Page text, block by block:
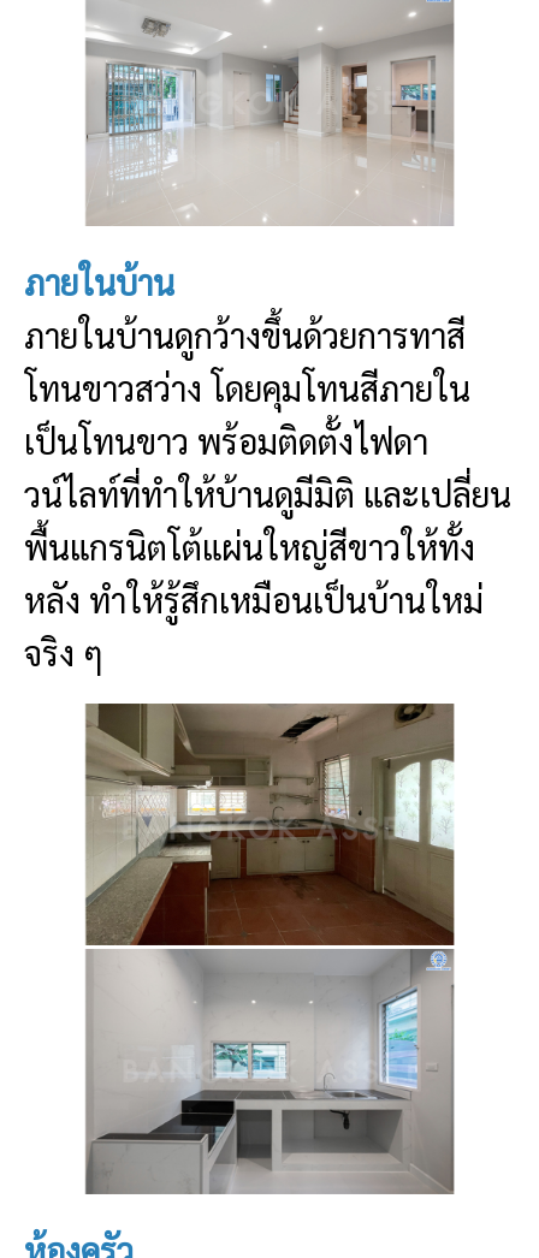
ภายในบ้าน
ภายในบ้านดูกว้างขึ้นด้วยการทาสี
โทนขาวสว่าง โดยคุมโทนสีภายใน
เป็นโทนขาว พร้อมติดตั้งไฟดา
วน์ไลท์ที่ทำให้บ้านดูมีมิติ และเปลี่ยน
พื้นแกรนิตโต้แผ่นใหญ่สีขาวให้ทั้ง
หลัง ทำให้รู้สึกเหมือนเป็นบ้านใหม่
จริง ๆ